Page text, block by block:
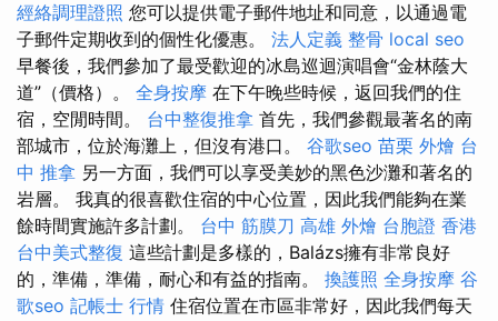
經絡調理證照 您可以提供電子郵件地址和同意，以通過電
子郵件定期收到的個性化優惠。 法人定義 整骨 local seo
早餐後，我們參加了最受歡迎的冰島巡迴演唱會“金林蔭大
道”（價格）。 全身按摩 在下午晚些時候，返回我們的住
宿，空閒時間。 台中整復推拿 首先，我們參觀最著名的南
部城市，位於海灘上，但沒有港口。 谷歌seo 苗栗 外燴 台
中 推拿 另一方面，我們可以享受美妙的黑色沙灘和著名的
岩層。 我真的很喜歡住宿的中心位置，因此我們能夠在業
餘時間實施許多計劃。 台中 筋膜刀 高雄 外燴 台胞證 香港
台中美式整復 這些計劃是多樣的，Balázs擁有非常良好
的，準備，準備，耐心和有益的指南。 換護照 全身按摩 谷
歌seo 記帳士 行情 住宿位置在市區非常好，因此我們每天